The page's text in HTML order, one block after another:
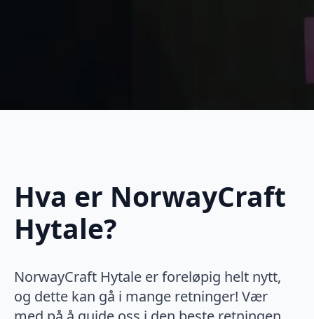
Hva er NorwayCraft
Hytale?
NorwayCraft Hytale er foreløpig helt nytt,
og dette kan gå i mange retninger! Vær